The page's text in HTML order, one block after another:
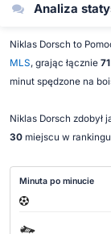
Analiza
Niklas Dorsch to
MLS, grając łącznie
minut spędzone na
Niklas Dorsch zdobył
30miejscu w
Minuta po minucie